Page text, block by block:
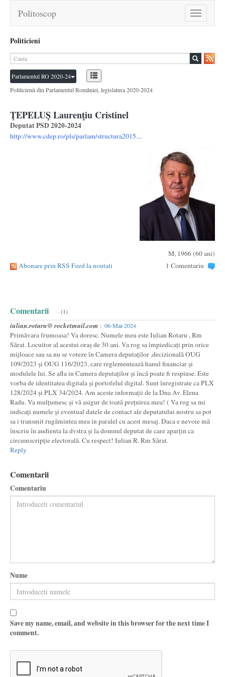
Toggle
navigation
Politoscop
Politicieni
Parlamentul RO 2020-24
Politicienii din Parlamentul României, legislatura 2020-2024
ŢEPELUŞ Laurenţiu Cristinel
Deputat PSD 2020-2024
http://www.cdep.ro/pls/parlam/structura2015....
M, 1966 (60 ani)
Abonare prin RSS Feed la noutati
1 Comentariu
Comentarii (1)
iulian.rotaru@ rocketmail.com : 06-Mar-2024
Primăvara frumoasa! Va doresc. Numele meu este Iulian Rotaru , Rm
Sărat. Locuitor al acestui oraș de 30 ani. Va rog sa împiedicați prin orice
mijloace sau sa nu se voteze în Camera deputaților ,decizională OUG
109/2023 și OUG 116/2023, care reglementează hanul financiar și
modulele lui. Se afla in Camera deputaților și încă poate fi respinse. Este
vorba de identitatea digitala și portofelul digital. Sunt înregistrate ca PLX
128/2024 și PLX 34/2024. Am aceste informații de la Dna Av. Elena
Radu. Va mulțumesc și vă asigur de toată prețuirea mea! ( Va rog sa mi
indicați numele și eventual datele de contact ale deputatului nostru sa pot
sa i transmit rugămintea mea in paralel cu acest mesaj. Daca e nevoie mă
înscriu în audienta la dvstra și la domnul deputat de care aparțin ca
circumscripție electorală. Cu respect! Iulian R. Rm Sărat.
Reply
Comentarii
Comentariu
Nume
Save my name, email, and website in this browser for the next time I
comment.